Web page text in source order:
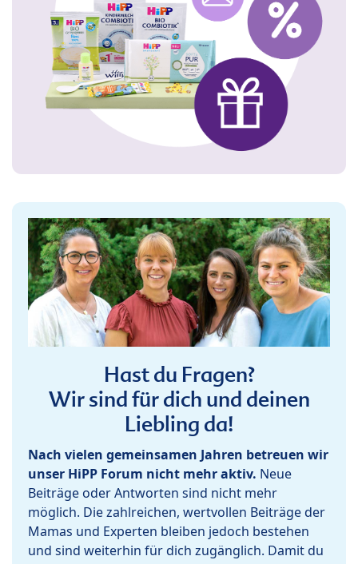
Hast du Fragen?
Wir sind für dich und deinen
Liebling da!
Nach vielen gemeinsamen Jahren betreuen wir
unser HiPP Forum nicht mehr aktiv. Neue
Beiträge oder Antworten sind nicht mehr
möglich. Die zahlreichen, wertvollen Beiträge der
Mamas und Experten bleiben jedoch bestehen
und sind weiterhin für dich zugänglich. Damit du